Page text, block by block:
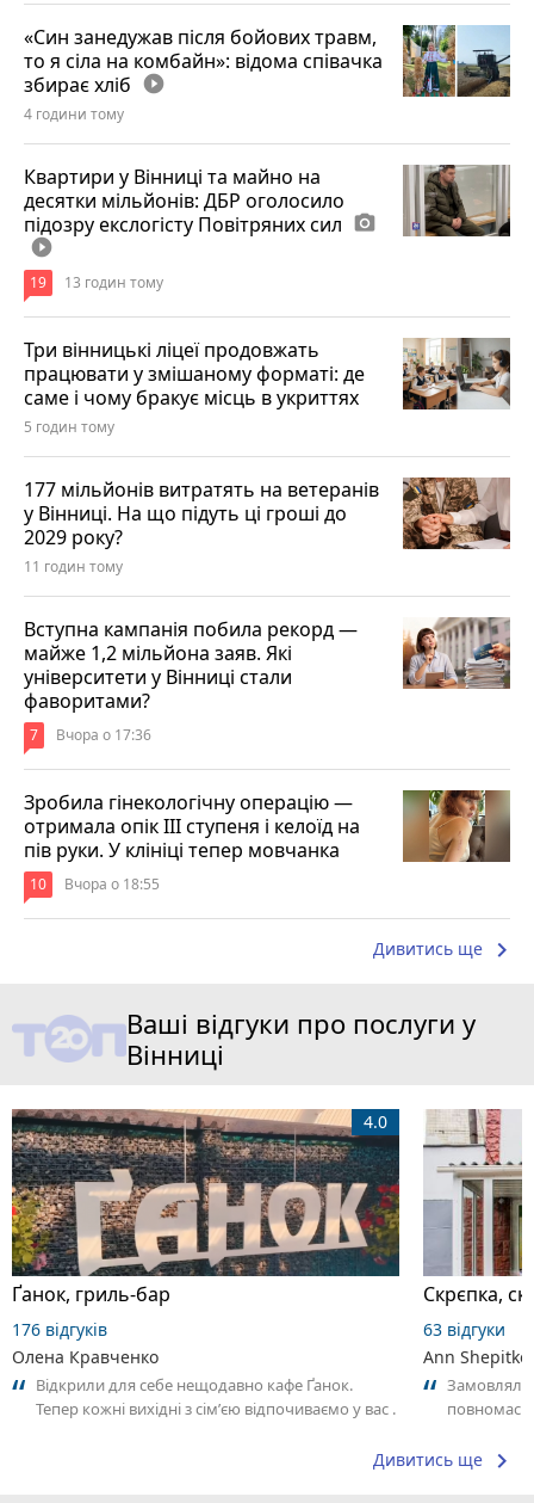
«Син занедужав після бойових травм,
то я сіла на комбайн»: відома співачка
збирає хліб play_circle_filled
4 години тому
Квартири у Вінниці та майно на
десятки мільйонів: ДБР оголосило
підозру екслогісту Повітряних сил photo_camera
play_circle_filled
19 13 годин тому
Три вінницькі ліцеї продовжать
працювати у змішаному форматі: де
саме і чому бракує місць в укриттях
5 годин тому
177 мільйонів витратять на ветеранів
у Вінниці. На що підуть ці гроші до
2029 року?
11 годин тому
Вступна кампанія побила рекорд —
майже 1,2 мільйона заяв. Які
університети у Вінниці стали
фаворитами?
7 Вчора о 17:36
Зробила гінекологічну операцію —
отримала опік ІІІ ступеня і келоїд на
пів руки. У клініці тепер мовчанка
10 Вчора о 18:55
Дивитись ще keyboard_arrow_right
Ваші відгуки про послуги у
Вінниці
Ґанок, гриль-бар
4.0
176 відгуків
Олена Кравченко
Відкрили для себе нещодавно кафе Ґанок.
Тепер кожні вихідні з сімʼєю відпочиваємо у вас .
Скрєпка,
63 відгуки
Ann Shepitko
Дивитись ще keyboard_arrow_right